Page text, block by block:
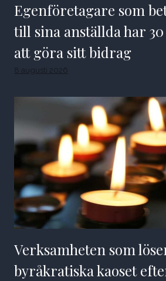
Egenföretagare som
till sina anställda har
att göra sitt bidrag
8 augusti 2026
Verksamheten som
byråkratiska kaoset